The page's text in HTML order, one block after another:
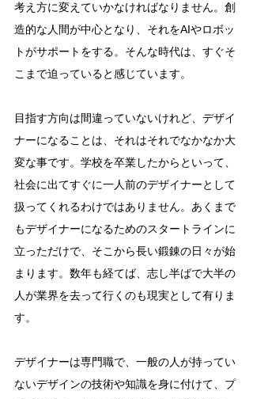
考え方に変えていかなければなりません。創
造的な人間が中心となり、それをAIやロボッ
トがサポートをする。そんな時代は、すぐそ
こまで迫っていると感じています。
目指す方向は間違っていないけれど、デザイ
ナーになることは、それはそれでなかなか大
変な事です。学校を卒業したからといって、
社会に出てすぐに一人前のデザイナーとして
扱ってくれるわけではありません。あくまで
もデザイナーになるためのスタートラインに
立っただけで、そこから長い鍛錬の日々が始
まります。数年も経てば、志し半ばで大半の
人が業界を去って行くのも現実として有りま
す。
デザイナーは専門職で、一般の人が持ってい
ないデザインの技術や知識を身に付けて、プ